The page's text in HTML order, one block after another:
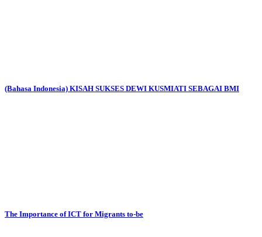
(Bahasa Indonesia) KISAH SUKSES DEWI KUSMIATI SEBAGAI BMI
The Importance of ICT for Migrants to-be